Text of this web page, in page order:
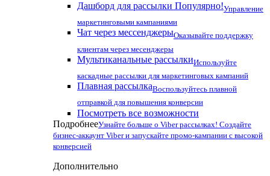
Дашборд для рассылки Популярно!Управление
маркетинговыми кампаниями
Чат через мессенджерыОказывайте поддержку
клиентам через месенджеры
Мультиканальные рассылкиИспользуйте
каскадные рассылки для маркетинговых кампаний
Плавная рассылкаВоспользуйтесь плавной
отправкой для повышения конверсии
Посмотреть все возможности
ПодробнееУзнайте больше о Viber рассылках! Создайте
бизнес-аккаунт Viber и запускайте промо-кампании с высокой
конверсией
Дополнительно